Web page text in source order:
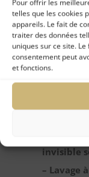
Pour offrir les
telles que les cookies
appareils. Le fait de
traiter des données
uniques sur ce site.
consentement peut
et fonctions.
DETAILS
–
devant,
–
invisible
– Lavage